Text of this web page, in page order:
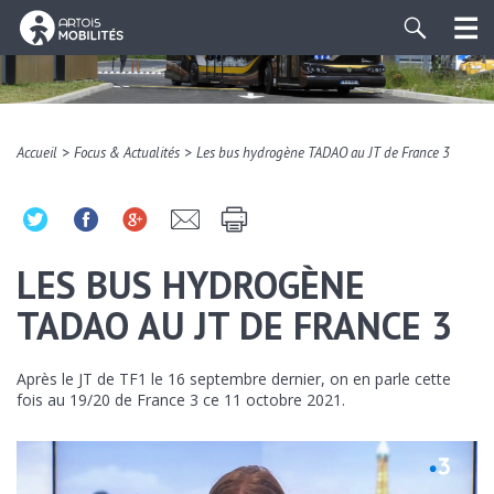
Accueil > Focus & Actualités > Les bus hydrogène TADAO au JT de France 3
LES BUS HYDROGÈNE
TADAO AU JT DE FRANCE 3
Après le JT de TF1 le 16 septembre dernier, on en parle cette
fois au 19/20 de France 3 ce 11 octobre 2021.